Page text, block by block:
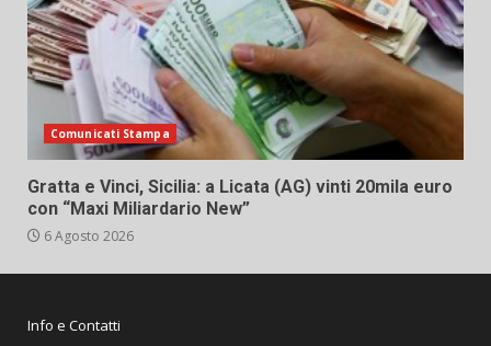
Comunicati Stampa
Gratta e Vinci, Sicilia: a Licata (AG) vinti 20mila euro
con “Maxi Miliardario New”
6 Agosto 2026
Info e Contatti